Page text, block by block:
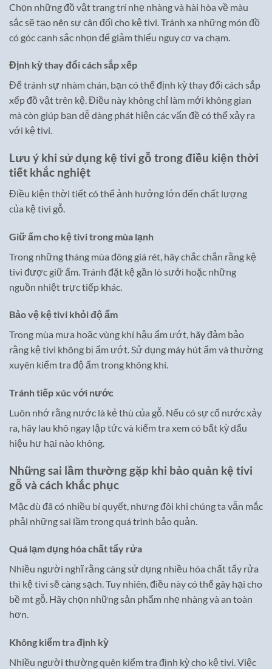
Chọn những đồ vật trang trí nhẹ nhàng và hài hòa về màu
sắc sẽ tạo nên sự cân đối cho kệ tivi. Tránh xa những món đồ
có góc cạnh sắc nhọn để giảm thiểu nguy cơ va chạm.
Định kỳ thay đổi cách sắp xếp
Để tránh sự nhàm chán, bạn có thể định kỳ thay đổi cách sắp
xếp đồ vật trên kệ. Điều này không chỉ làm mới không gian
mà còn giúp bạn dễ dàng phát hiện các vấn đề có thể xảy ra
với kệ tivi.
Lưu ý khi sử dụng kệ tivi gỗ trong điều kiện thời
tiết khắc nghiệt
Điều kiện thời tiết có thể ảnh hưởng lớn đến chất lượng
của kệ tivi gỗ.
Giữ ấm cho kệ tivi trong mùa lạnh
Trong những tháng mùa đông giá rét, hãy chắc chắn rằng kệ
tivi được giữ ấm. Tránh đặt kệ gần lò sưởi hoặc những
nguồn nhiệt trực tiếp khác.
Bảo vệ kệ tivi khỏi độ ẩm
Trong mùa mưa hoặc vùng khí hậu ẩm ướt, hãy đảm bảo
rằng kệ tivi không bị ẩm ướt. Sử dụng máy hút ẩm và thường
xuyên kiểm tra độ ẩm trong không khí.
Tránh tiếp xúc với nước
Luôn nhớ rằng nước là kẻ thù của gỗ. Nếu có sự cố nước xảy
ra, hãy lau khô ngay lập tức và kiểm tra xem có bất kỳ dấu
hiệu hư hại nào không.
Những sai lầm thường gặp khi bảo quản kệ tivi
gỗ và cách khắc phục
Mặc dù đã có nhiều bí quyết, nhưng đôi khi chúng ta vẫn mắc
phải những sai lầm trong quá trình bảo quản.
Quá lạm dụng hóa chất tẩy rửa
Nhiều người nghĩ rằng càng sử dụng nhiều hóa chất tẩy rửa
thì kệ tivi sẽ càng sạch. Tuy nhiên, điều này có thể gây hại cho
bề mt gỗ. Hãy chọn những sản phẩm nhẹ nhàng và an toàn
hơn.
Không kiểm tra định kỳ
Nhiều người thường quên kiểm tra định kỳ cho kệ tivi. Việc